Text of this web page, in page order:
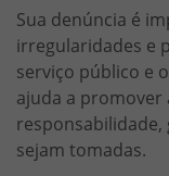
Sua denúncia é
irregularidades e
serviço público e
ajuda a promover
sejam tomadas.